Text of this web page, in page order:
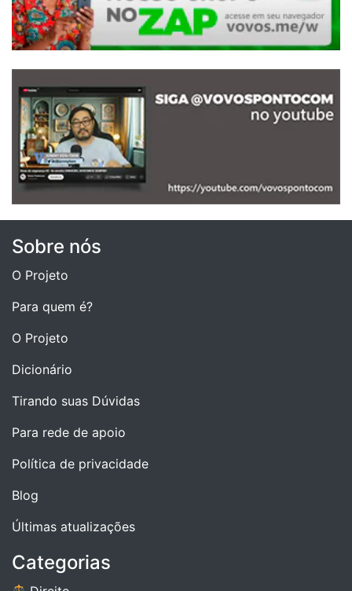
Sobre nós
O Projeto
Para quem é?
O Projeto
Dicionário
Tirando suas Dúvidas
Para rede de apoio
Política de privacidade
Blog
Últimas atualizações
Categorias